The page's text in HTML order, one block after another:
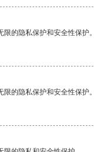
限的隐私保护和安全性保护
限的隐私保护和安全性保护